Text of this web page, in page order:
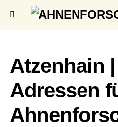
Atzenhain
Adressen